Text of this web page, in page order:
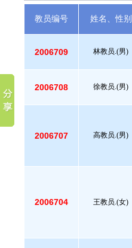
教员编号 姓名、性别
2006709 林教员.(男)
2006708 徐教员.(男)
2006707 高教员.(男)
2006704 王教员.(女)